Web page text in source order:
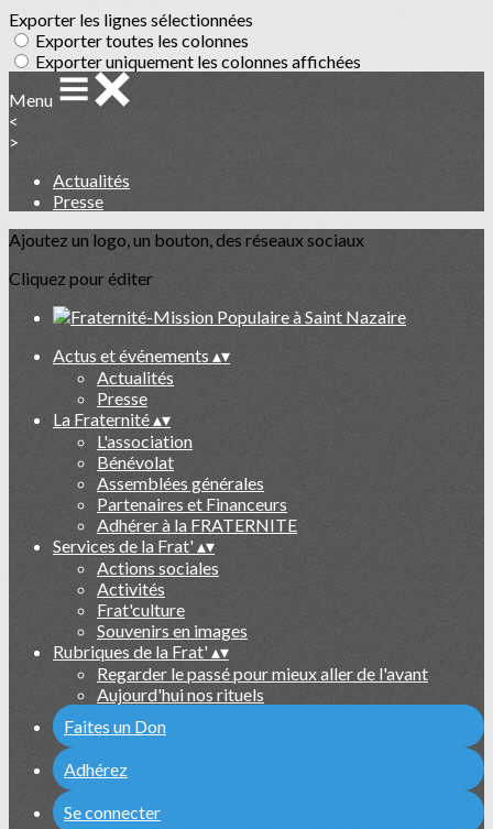
Exporter les lignes sélectionnées
Exporter toutes les colonnes
Exporter uniquement les colonnes affichées
Menu
<
>
Actualités
Presse
Ajoutez un logo, un bouton, des réseaux sociaux
Cliquez pour éditer
Actus et événements ▴▾
Actualités
Presse
La Fraternité▴▾
L'association
Bénévolat
Assemblées générales
Partenaires et Financeurs
Adhérer à la FRATERNITE
Services de la Frat'▴▾
Actions sociales
Activités
Frat'culture
Souvenirs en images
Rubriques de la Frat'▴▾
Regarder le passé pour mieux aller de l'avant
Aujourd'hui nos rituels
Faites un Don
Adhérez
Se connecter